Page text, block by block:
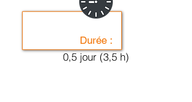
Durée :
0,5 jour (3,5 h)